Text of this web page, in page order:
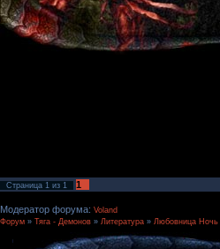
Страница 1 из 1 1
Модератор форума: Voland
Форум » Тяга - Демонов » Литература » Любовница Ночь